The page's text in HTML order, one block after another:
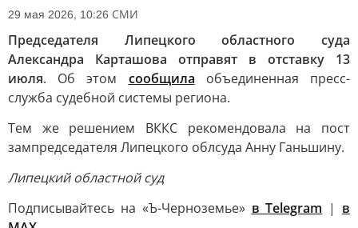
29 мая 2026, 10:26 СМИ
Председателя Липецкого областного суда
Александра Карташова отправят в отставку 13
июля. Об этом сообщила объединенная пресс-
служба судебной системы региона.
Тем же решением ВККС рекомендовала на пост
зампредседателя Липецкого облсуда Анну Ганьшину.
Липецкий областной суд
Подписывайтесь на «Ъ-Черноземье» в Telegram | в